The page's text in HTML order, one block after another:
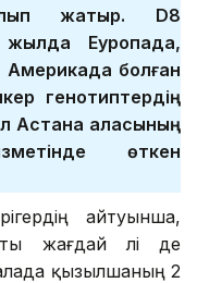
жатыр. D8
жылда Еуропада,
Америкада болған
генотиптердің
Астана қаласының
өткен
айтуынша,
жағдай әлі де
қызылшаның 2